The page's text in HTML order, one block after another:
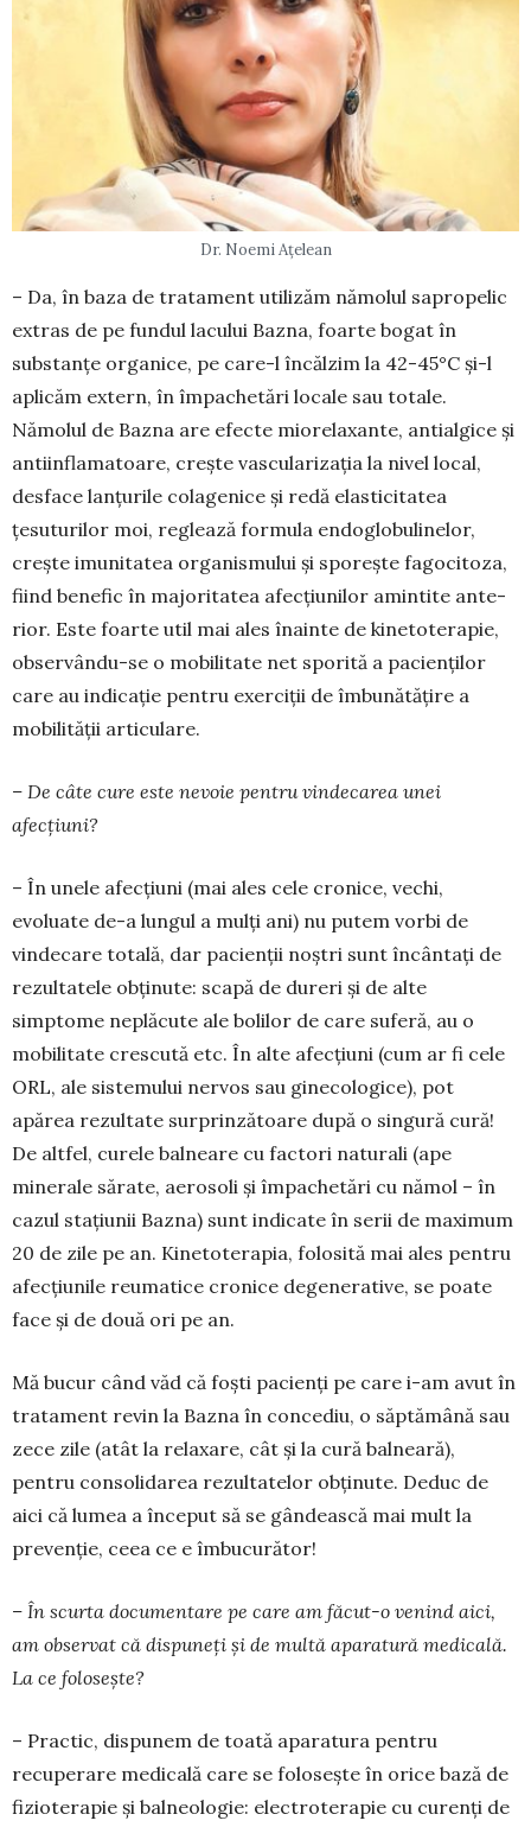
Dr. Noemi Ațelean
– Da, în baza de tratament utilizăm nămolul sapropelic
extras de pe fundul lacului Bazna, foar­te bogat în
substanțe organice, pe care-l încăl­zim la 42-45°C și-l
aplicăm extern, în împachetări locale sau totale.
Nămolul de Bazna are efecte miorelaxante, antialgice și
antiinflamatoare, creș­te vascularizația la nivel local,
desface lanțurile colagenice și redă elasticitatea
țesuturilor moi, reglează formula endoglobulinelor,
crește imuni­tatea organismului și sporește fagocitoza,
fiind benefic în majoritatea afecțiunilor amintite ante­
rior. Este foarte util mai ales înainte de kineto­terapie,
observându-se o mobilitate net sporită a pacienților
care au indicație pentru exerciții de îmbunătățire a
mobilității articulare.
– De câte cure este nevoie pentru vindecarea unei
afecțiuni?
– În unele afecțiuni (mai ales cele cronice, vechi,
evoluate de-a lungul a mulți ani) nu putem vorbi de
vindecare totală, dar pacienții noștri sunt încântați de
rezultatele obținute: scapă de dureri și de alte
simptome neplăcute ale bolilor de care suferă, au o
mobilitate crescută etc. În alte afec­țiuni (cum ar fi cele
ORL, ale sistemului nervos sau ginecologice), pot
apărea rezultate surprin­zătoare după o singură cură!
De altfel, curele balneare cu factori naturali (ape
minerale sărate, aerosoli și împachetări cu nămol – în
cazul stațiu­nii Bazna) sunt indicate în serii de maximum
20 de zile pe an. Kinetoterapia, folosită mai ales pentru
afecțiunile reumatice cronice degenerative, se poate
face și de două ori pe an.
Mă bucur când văd că foști pacienți pe care i-am avut în
tratament revin la Bazna în concediu, o săptămână sau
zece zile (atât la relaxare, cât și la cură balneară),
pentru consolidarea rezultatelor obținute. Deduc de
aici că lumea a început să se gândească mai mult la
prevenție, ceea ce e îmbu­curător!
– În scurta documentare pe care am făcut-o venind aici,
am observat că dispuneți și de multă aparatură medicală.
La ce folo­sește?
– Practic, dispunem de toată aparatura pentru
recuperare medi­cală care se folosește în orice bază de
fizioterapie și balneologie: elec­troterapie cu curenți de